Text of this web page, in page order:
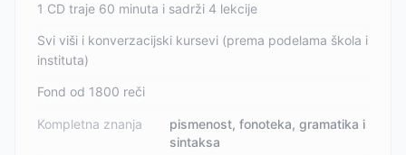
1 CD traje 60 minuta i sadrži 4 lekcije
Svi viši i konverzacijski kursevi (prema podelama škola i
instituta)
Fond od 1800 reči
Kompletna znanja
pismenost, fonoteka, gramatika i
sintaksa